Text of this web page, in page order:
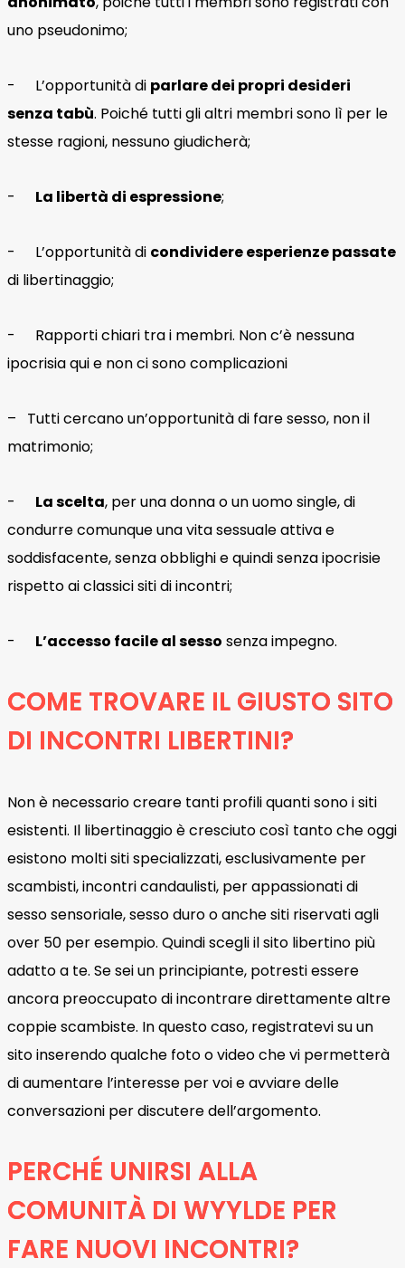
uno pseudonimo;
- L’opportunità di parlare dei propri desideri
senza tabù. Poiché tutti gli altri membri sono lì per le
stesse ragioni, nessuno giudicherà;
- La libertà di espressione;
- L’opportunità di condividere esperienze passate
di libertinaggio;
- Rapporti chiari tra i membri. Non c’è nessuna
ipocrisia qui e non ci sono complicazioni
– Tutti cercano un’opportunità di fare sesso, non il
matrimonio;
- La scelta, per una donna o un uomo single, di
condurre comunque una vita sessuale attiva e
soddisfacente, senza obblighi e quindi senza ipocrisie
rispetto ai classici siti di incontri;
- L’accesso facile al sesso senza impegno.
COME TROVARE IL GIUSTO SITO
DI INCONTRI LIBERTINI?
Non è necessario creare tanti profili quanti sono i siti
esistenti. Il libertinaggio è cresciuto così tanto che oggi
esistono molti siti specializzati, esclusivamente per
scambisti, incontri candaulisti, per appassionati di
sesso sensoriale, sesso duro o anche siti riservati agli
over 50 per esempio. Quindi scegli il sito libertino più
adatto a te. Se sei un principiante, potresti essere
ancora preoccupato di incontrare direttamente altre
coppie scambiste. In questo caso, registratevi su un
sito inserendo qualche foto o video che vi permetterà
di aumentare l’interesse per voi e avviare delle
conversazioni per discutere dell’argomento.
PERCHÉ UNIRSI ALLA
COMUNITÀ DI WYYLDE PER
FARE NUOVI INCONTRI?